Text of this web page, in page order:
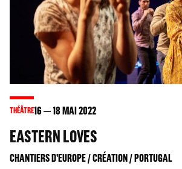
THÉÂTRE16 18MAI 2022
EASTERN LOVES
CHANTIERS D'EUROPE / CRÉATION / PORTUGAL